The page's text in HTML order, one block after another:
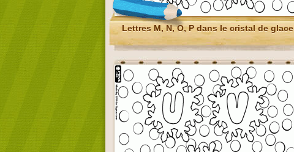
Lettres M, N, O, P dans le cristal de glace